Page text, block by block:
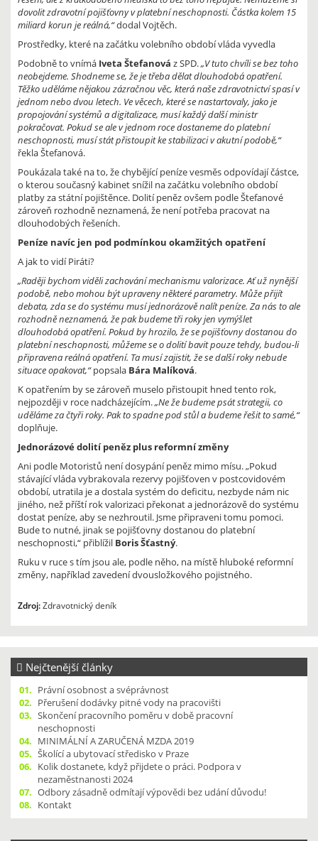
dovolit zdravotní pojišťovny v platební neschopnosti. Částka kolem 15
miliard korun je reálná,“dodal Vojtěch.
Prostředky, které na začátku volebního období vláda vyvedla
Podobně to vnímá Iveta Štefanová z SPD.„V tuto chvíli se bez toho
neobejdeme. Shodneme se, že je třeba dělat dlouhodobá opatření.
Těžko uděláme nějakou zázračnou věc, která naše zdravotnictví spasí v
jednom nebo dvou letech. Ve věcech, které se nastartovaly, jako je
propojování systémů a digitalizace, musí každý další ministr
pokračovat. Pokud se ale v jednom roce dostaneme do platební
neschopnosti, musí stát přistoupit ke stabilizaci v akutní podobě,“
řekla Štefanová.
Poukázala také na to, že chybějící peníze vesměs odpovídají částce,
o kterou současný kabinet snížil na začátku volebního období
platby za státní pojištěnce. Dolití peněz ovšem podle Štefanové
zároveň rozhodně neznamená, že není potřeba pracovat na
dlouhodobých řešeních.
Peníze navíc jen pod podmínkou okamžitých opatření
A jak to vidí Piráti?
„Raději bychom viděli zachování mechanismu valorizace. Ať už nynější
podobě, nebo mohou být upraveny některé parametry. Může přijít
debata, zda se do systému musí jednorázově nalít peníze. Za nás to ale
rozhodně neznamená, že pak budeme tři roky jen vymýšlet
dlouhodobá opatření. Pokud by hrozilo, že se pojišťovny dostanou do
platební neschopnosti, můžeme se o dolití bavit pouze tehdy, budou-li
připravena reálná opatření. Ta musí zajistit, že se další roky nebude
situace opakovat,“popsala Bára Malíková.
K opatřením by se zároveň muselo přistoupit hned tento rok,
nejpozději v roce nadcházejícím.„Ne že budeme psát strategii, co
uděláme za čtyři roky. Pak to spadne pod stůl a budeme řešit to samé,“
doplňuje.
Jednorázové dolití peněz plus reformní změny
Ani podle Motoristů není dosypání peněz mimo mísu. „Pokud
stávající vláda vybrakovala rezervy pojišťoven v postcovidovém
období, utratila je a dostala systém do deficitu, nezbyde nám nic
jiného, než příští rok valorizaci překonat a jednorázově do systému
dostat peníze, aby se nezhroutil. Jsme připraveni tomu pomoci.
Bude to nutné, jinak se pojišťovny dostanou do platební
neschopnosti,“ přiblížil Boris Šťastný.
Ruku v ruce s tím jsou ale, podle něho, na místě hluboké reformní
změny, například zavedení dvousložkového pojistného.
Zdroj:Zdravotnický deník
Nejčtenější články
01. Právní osobnost a svéprávnost
02. Přerušení dodávky pitné vody na pracovišti
03. Skončení pracovního poměru v době pracovní
neschopnosti
04. MINIMÁLNÍ A ZARUČENÁ MZDA 2019
05. Školící a ubytovací středisko v Praze
06. Kolik dostanete, když přijdete o práci. Podpora v
nezaměstnanosti 2024
07. Odbory zásadně odmítají výpovědi bez udání důvodu!
08. Kontakt